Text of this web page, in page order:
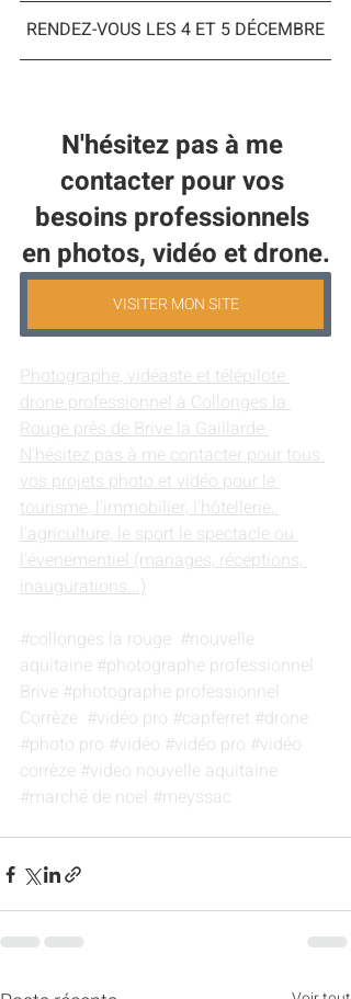
RENDEZ-VOUS LES 4 ET 5 DÉCEMBRE
N'hésitez pas à me
contacter pour vos
besoins professionnels
en photos, vidéo et drone.
VISITER MON SITE
Photographe, vidéaste et télépilote
drone professionnel à Collonges la
Rouge près de Brive la Gaillarde.
N'hésitez pas à me contacter pour tous
vos projets photo et vidéo pour le
tourisme, l'immobilier, l'hôtellerie,
l'agriculture, le sport le spectacle ou
l'évenementiel (mariages, réceptions,
inaugurations...)
#collonges la rouge #nouvelle
aquitaine #photographe professionnel
Brive #photographe professionnel
Corrèze #vidéo pro #capferret #drone
#photo pro #vidéo #vidéo pro #vidéo
corrèze #video nouvelle aquitaine
#marché de noël #meyssac